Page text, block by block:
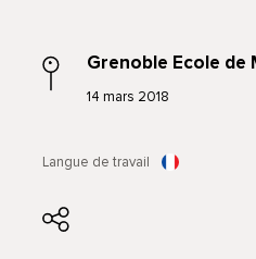
Grenoble Ecole de
14 mars 2018
Langue de travail